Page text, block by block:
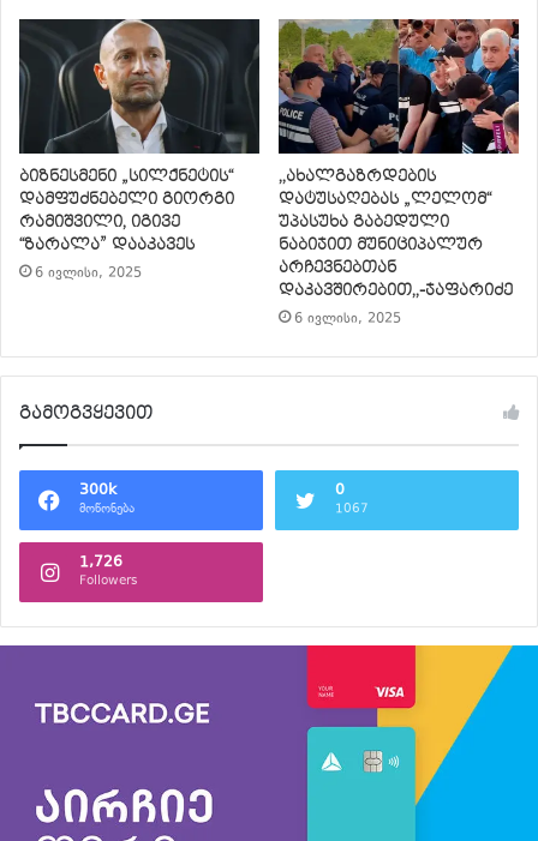
ბიზნესმენი „სილქნეტის“
დამფუძნებელი გიორგი
რამიშვილი, იგივე
“ზარალა” დააკავეს
6 ივლისი, 2025
,,ახალგაზრდების
დატუსაღებას „ლელომ“
უპასუხა გაბედული
ნაბიჯით მუნიციპალურ
არჩევნებთან
დაკავშირებით,,-ჯაფარიძე
6 ივლისი, 2025
გამოგვყევით
300k
მოწონება
0
1067
1,726
Followers